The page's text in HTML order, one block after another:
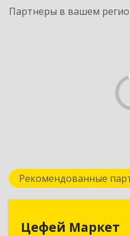
Партнеры в вашем
Рекомендованные
Цефей Маркет